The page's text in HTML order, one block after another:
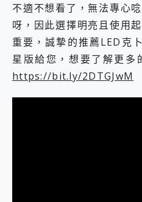
不適不想看了，無法專心
呀，因此選擇明亮且使用
重要，誠摯的推薦LED克
星版給您，想要了解更多
https://bit.ly/2DTGJwM